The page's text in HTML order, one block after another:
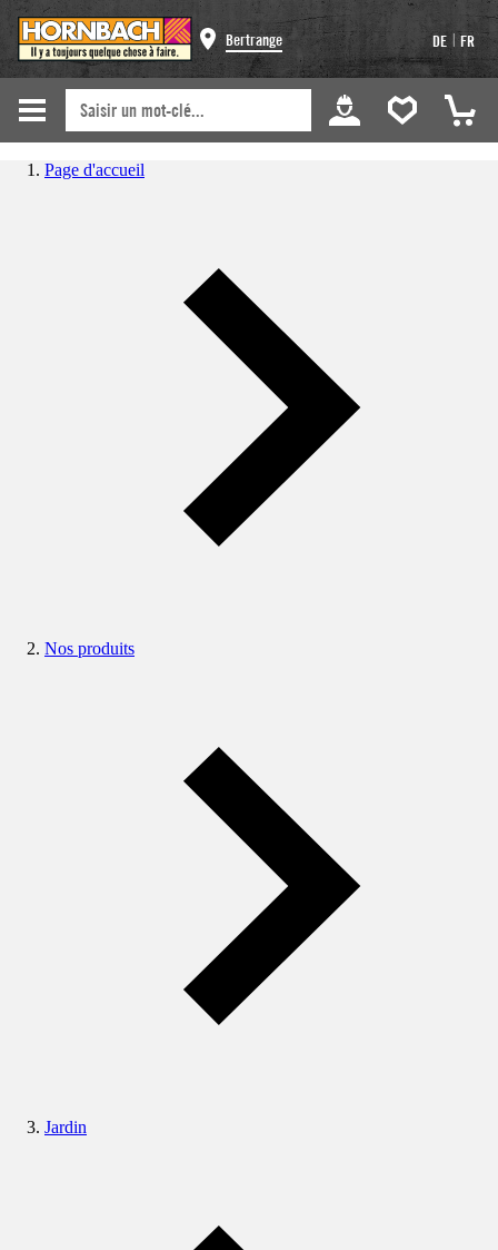
Bertrange DE | FR
Page d'accueil
Nos produits
Jardin